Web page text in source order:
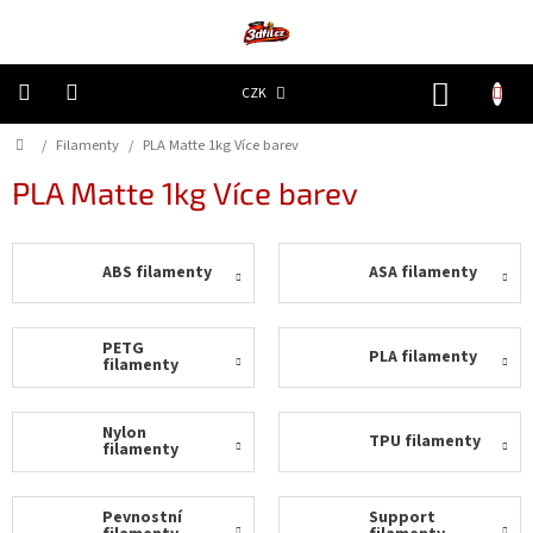
CZK
díly
ceny
Domů
/ Filamenty / PLA Matte 1kg Více barev
PLA Matte 1kg Více barev
ABS filamenty ASA filamenty
PETG
filamenty PLA filamenty
Nylon
filamenty TPU filamenty
Pevnostní Support